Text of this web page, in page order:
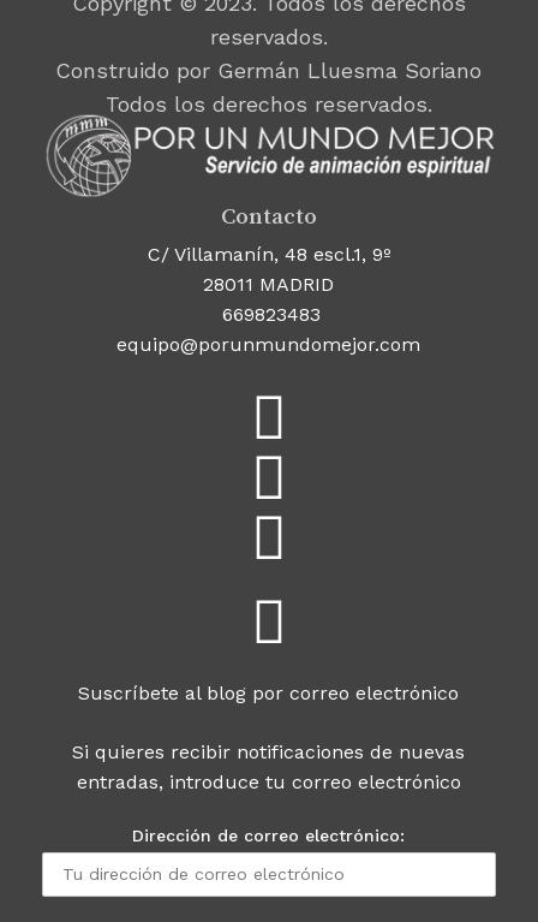
reservados.
Construido por Germán Lluesma Soriano
Todos los derechos reservados.
Contacto
C/ Villamanín, 48 escl.1, 9º
28011 MADRID
669823483
equipo@porunmundomejor.com
Suscríbete al blog por correo electrónico
Si quieres recibir notificaciones de nuevas
entradas, introduce tu correo electrónico
Dirección de correo electrónico: